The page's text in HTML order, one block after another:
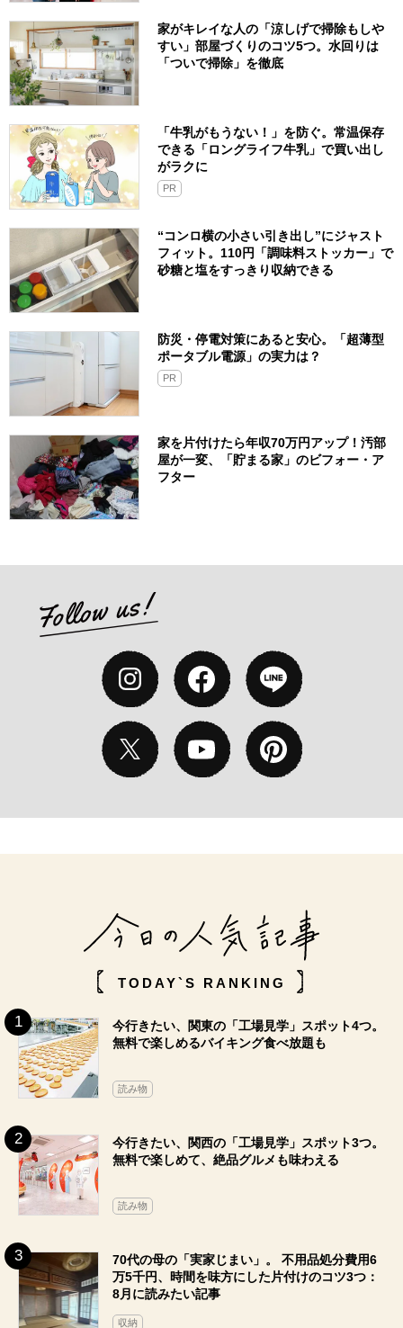
家がキレイな人の「涼しげで掃除もしや
すい」部屋づくりのコツ5つ。水回りは
「ついで掃除」を徹底
「牛乳がもうない！」を防ぐ。常温保存
できる「ロングライフ牛乳」で買い出し
がラクに
PR
“コンロ横の小さい引き出し”にジャスト
フィット。110円「調味料ストッカー」で
砂糖と塩をすっきり収納できる
防災・停電対策にあると安心。「超薄型
ポータブル電源」の実力は？​
PR
家を片付けたら年収70万円アップ！汚部
屋が一変、「貯まる家」のビフォー・ア
フター
TODAY`S RANKING
今行きたい、関東の「工場見学」スポット4つ。
無料で楽しめるバイキング食べ放題も
読み物
今行きたい、関西の「工場見学」スポット3つ。
無料で楽しめて、絶品グルメも味わえる
読み物
70代の母の「実家じまい」。 不用品処分費用6
万5千円、時間を味方にした片付けのコツ3つ：
8月に読みたい記事
収納